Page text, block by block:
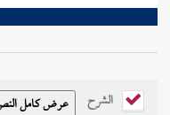
الشرح